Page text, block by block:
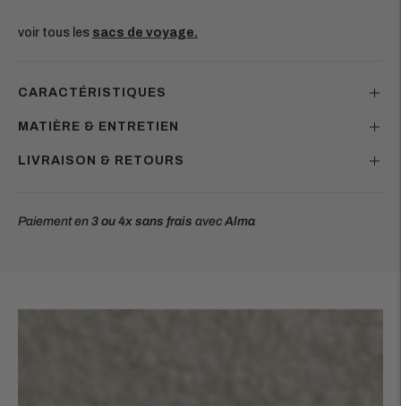
voir tous les sacs de voyage.
CARACTÉRISTIQUES
MATIÈRE & ENTRETIEN
LIVRAISON & RETOURS
Paiement en 3 ou 4x sans frais avecAlma
à